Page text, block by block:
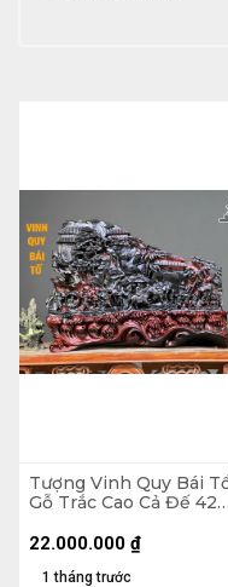
Tượng Vinh Quy Bái
Gỗ Trắc Cao Cả Đế 42
Không Đế 32
1 tháng trước
22.000.000 ₫